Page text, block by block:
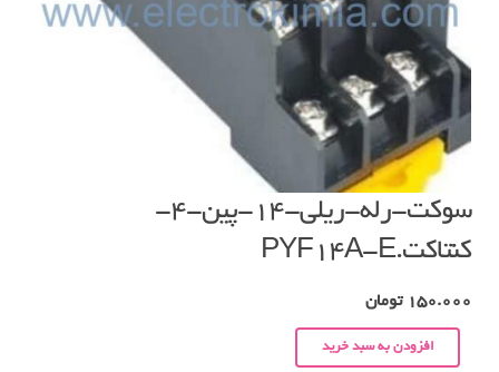
سوکت-رله-ریلی-۱۴-پین-۴-
کنتاکت.PYF14A-E
150.000 تومان
افزودن به سبد خرید